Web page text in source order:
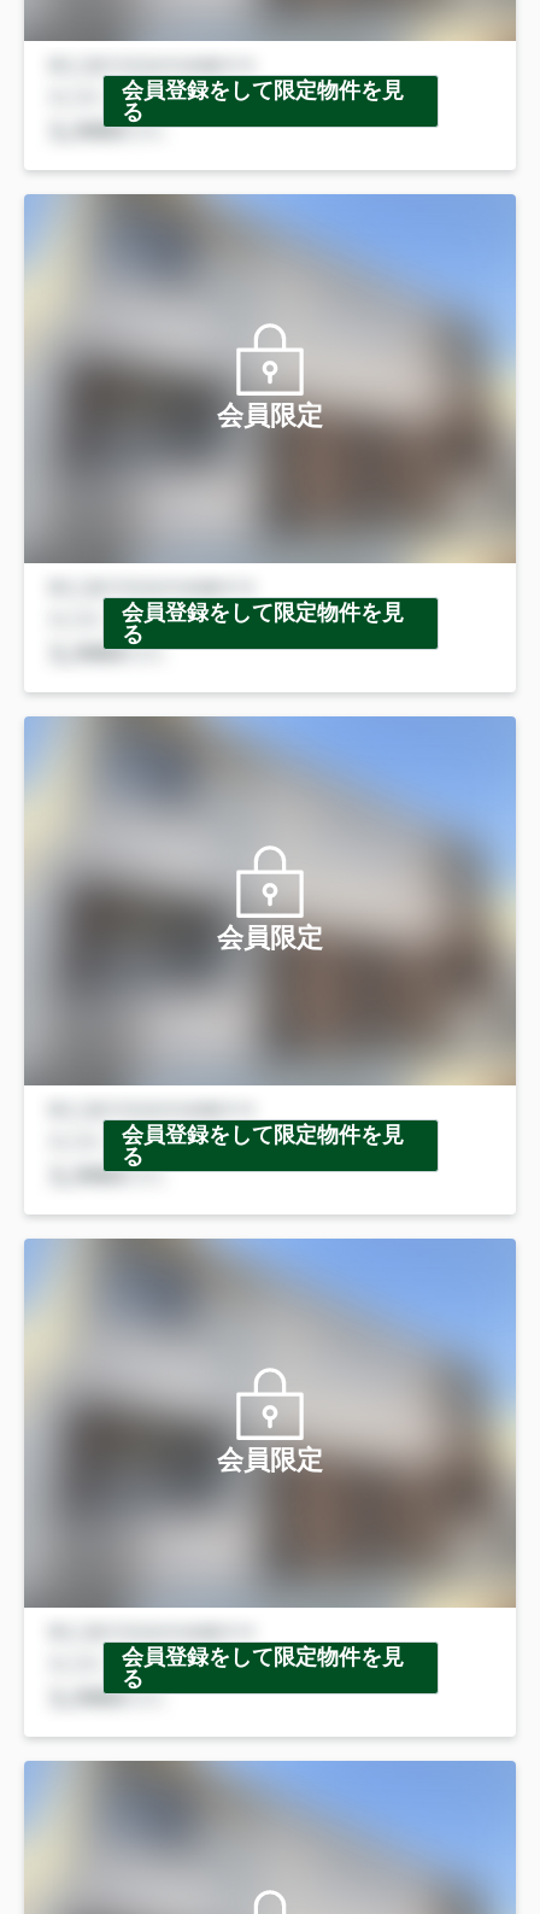
会員登録をして限定物件を見
る
会員限定
会員登録をして限定物件を見
る
会員限定
会員登録をして限定物件を見
る
会員限定
会員登録をして限定物件を見
る